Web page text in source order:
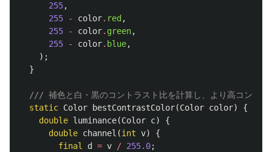
255,
255
- color. red ,
255
- color. green,
255
- color. blue,
);
}
/// 補色と白・黒のコントラスト比を計算し、より高コントラ
static Color bestContrastColor(Color color)
{
double luminance(Color c)
{
double channel (int v)
{
final
d = v / 255.0;